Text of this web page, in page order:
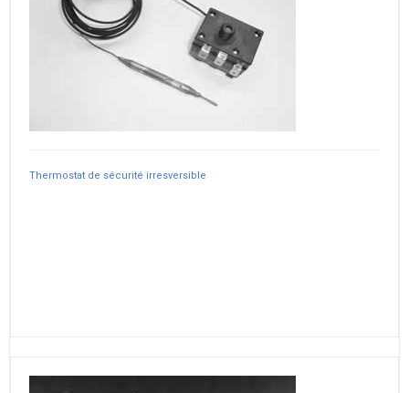
Thermostat de sécurité irresversible